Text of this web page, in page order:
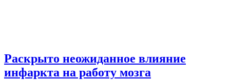
Раскрыто неожиданное влияние
инфаркта на работу мозга